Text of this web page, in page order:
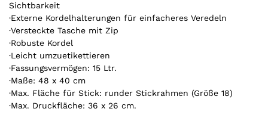
k
e
l
.
Y
o
u
r
t
Sichtbarkeit
·Externe Kordelhalterungen für einfacheres Veredeln
·Versteckte Tasche mit Zip
·Robuste Kordel
·Leicht umzuetikettieren
·Fassungsvermögen: 15 Ltr.
·Maße: 48 x 40 cm
·Max. Fläche für Stick: runder Stickrahmen (Größe 18)
·Max. Druckfläche: 36 x 26 cm.